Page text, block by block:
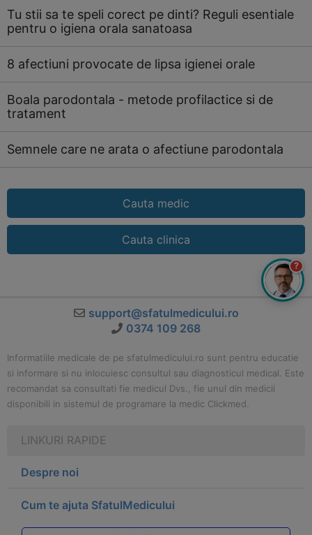
Tu stii sa te speli corect pe dinti? Reguli esentiale
pentru o igiena orala sanatoasa
8 afectiuni provocate de lipsa igienei orale
Boala parodontala - metode profilactice si de
tratament
Semnele care ne arata o afectiune parodontala
Cauta medic
Cauta clinica
support@sfatulmedicului.ro
0374 109 268
Informatiile medicale de pe sfatulmedicului.ro sunt pentru educatie
si informare si nu inlocuiesc consultul sau diagnosticul medical. Este
recomandat sa consultati fie medicul Dvs., fie unul din medicii
disponibili in sistemul de programare la medic Clickmed.
LINKURI RAPIDE
Despre noi
Cum te ajuta SfatulMedicului
?